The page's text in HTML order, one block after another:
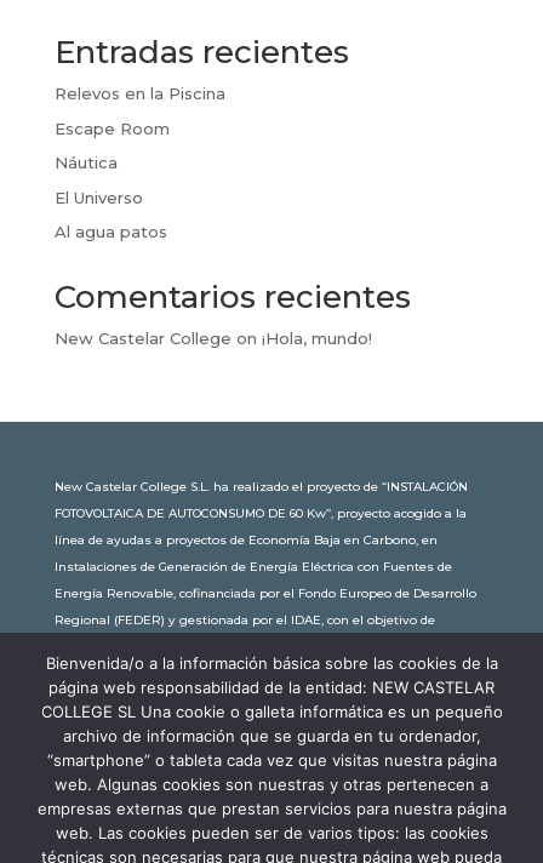
Entradas recientes
Relevos en la Piscina
Escape Room
Náutica
El Universo
Al agua patos
Comentarios recientes
New Castelar College on ¡Hola, mundo!
New Castelar College S.L. ha realizado el proyecto de “INSTALACIÓN
FOTOVOLTAICA DE AUTOCONSUMO DE 60 Kw”, proyecto acogido a la
línea de ayudas a proyectos de Economía Baja en Carbono, en
Instalaciones de Generación de Energía Eléctrica con Fuentes de
Energía Renovable, cofinanciada por el Fondo Europeo de Desarrollo
Regional (FEDER) y gestionada por el IDAE, con el objetivo de
subvención de 30.245,63€. Con una potencia instalada de 60kW, la
comunidad educativa de New Castelar ahorra al planeta 34,79
toneladas de CO2 al año, lo que equivale a recorrer 116.677 km en coche
o plantar 116 árboles al año.
Bienvenida/o a la información básica sobre las cookies de la
página web responsabilidad de la entidad: NEW CASTELAR
COLLEGE SL Una cookie o galleta informática es un pequeño
archivo de información que se guarda en tu ordenador,
“smartphone” o tableta cada vez que visitas nuestra página
web. Algunas cookies son nuestras y otras pertenecen a
empresas externas que prestan servicios para nuestra página
web. Las cookies pueden ser de varios tipos: las cookies
técnicas son necesarias para que nuestra página web pueda